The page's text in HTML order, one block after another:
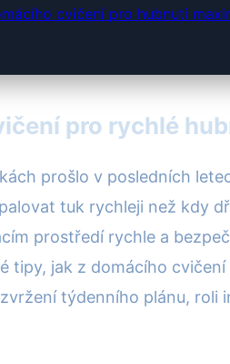
cvičení pro hubnutí
pro rychlé
prošlo v posledních
tuk rychleji než kdy
prostředí rychle a
tipy, jak z domácího
týdenního plánu, roli